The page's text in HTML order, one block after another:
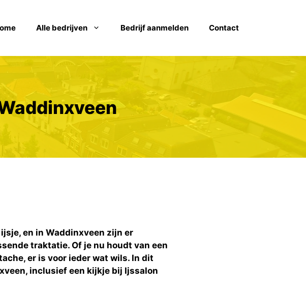
Alle bedrijven Bedrijf aanmelden Contact
en in Waddinxveen zijn er
traktatie. Of je nu houdt van een
er is voor ieder wat wils. In dit
inclusief een kijkje bij Ijssalon